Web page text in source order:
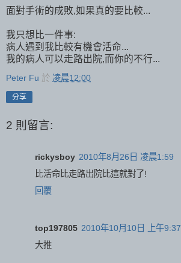
面對手術的成敗,如果真的要比較...
我只想比一件事:
病人遇到我比較有機會活命...
我的病人可以走路出院,而你的不行...
Peter Fu 於 凌晨12:00
分享
2 則留言:
rickysboy 2010年8月26日 凌晨1:59
比活命比走路出院比這就對了!
回覆
top197805 2010年10月10日 上午9:37
大推